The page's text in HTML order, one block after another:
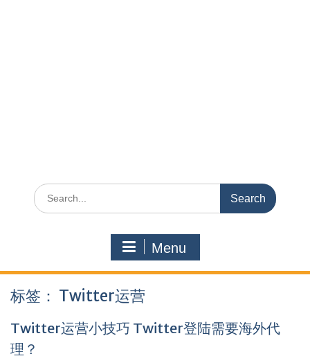
Search
for:
Menu
标签： Twitter运营
Twitter运营小技巧 Twitter登陆需要海外代
理？